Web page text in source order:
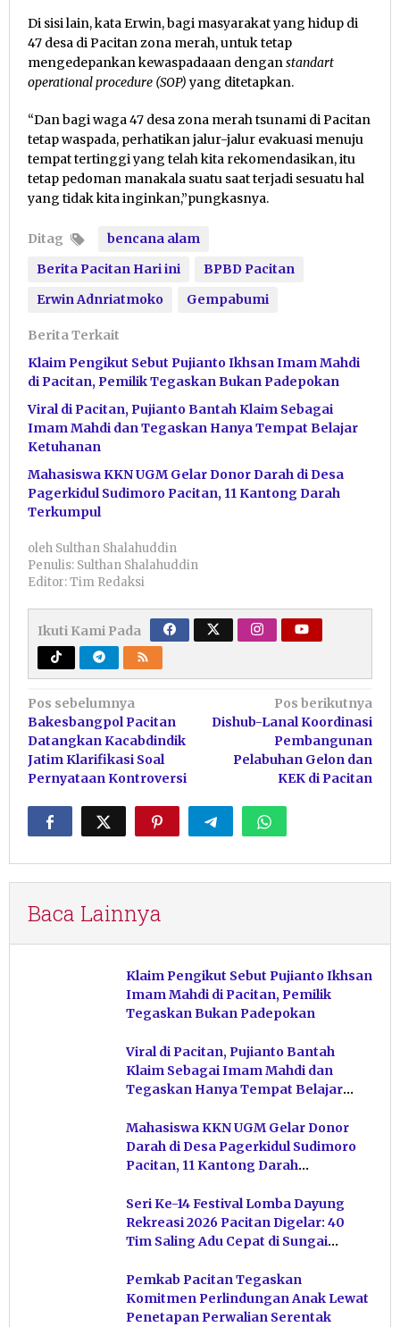
Di sisi lain, kata Erwin, bagi masyarakat yang hidup di
47 desa di Pacitan zona merah, untuk tetap
mengedepankan kewaspadaaan denganstandart
operational procedure (SOP)yang ditetapkan.
“Dan bagi waga 47 desa zona merah tsunami di Pacitan
tetap waspada, perhatikan jalur-jalur evakuasi menuju
tempat tertinggi yang telah kita rekomendasikan, itu
tetap pedoman manakala suatu saat terjadi sesuatu hal
yang tidak kita inginkan,”pungkasnya.
Ditag
bencana alam
Berita Pacitan Hari ini
BPBD Pacitan
Erwin Adnriatmoko
Gempabumi
Berita Terkait
Klaim Pengikut Sebut Pujianto Ikhsan Imam Mahdi
di Pacitan, Pemilik Tegaskan Bukan Padepokan
Viral di Pacitan, Pujianto Bantah Klaim Sebagai
Imam Mahdi dan Tegaskan Hanya Tempat Belajar
Ketuhanan
Mahasiswa KKN UGM Gelar Donor Darah di Desa
Pagerkidul Sudimoro Pacitan, 11 Kantong Darah
Terkumpul
oleh Sulthan Shalahuddin
Penulis: Sulthan Shalahuddin
Editor: Tim Redaksi
Ikuti Kami Pada
Navigasi
pos
Pos sebelumnya
Bakesbangpol Pacitan
Datangkan Kacabdindik
Jatim Klarifikasi Soal
Pernyataan Kontroversi
Pos berikutnya
Dishub-Lanal Koordinasi
Pembangunan
Pelabuhan Gelon dan
KEK di Pacitan
Baca Lainnya
Klaim Pengikut Sebut Pujianto Ikhsan
Imam Mahdi di Pacitan, Pemilik
Tegaskan Bukan Padepokan
Viral di Pacitan, Pujianto Bantah
Klaim Sebagai Imam Mahdi dan
Tegaskan Hanya Tempat Belajar
Mahasiswa KKN UGM Gelar Donor
Darah di Desa Pagerkidul Sudimoro
Pacitan, 11 Kantong Darah
Seri Ke-14 Festival Lomba Dayung
Rekreasi 2026 Pacitan Digelar: 40
Tim Saling Adu Cepat di Sungai
Pemkab Pacitan Tegaskan
Komitmen Perlindungan Anak Lewat
Penetapan Perwalian Serentak